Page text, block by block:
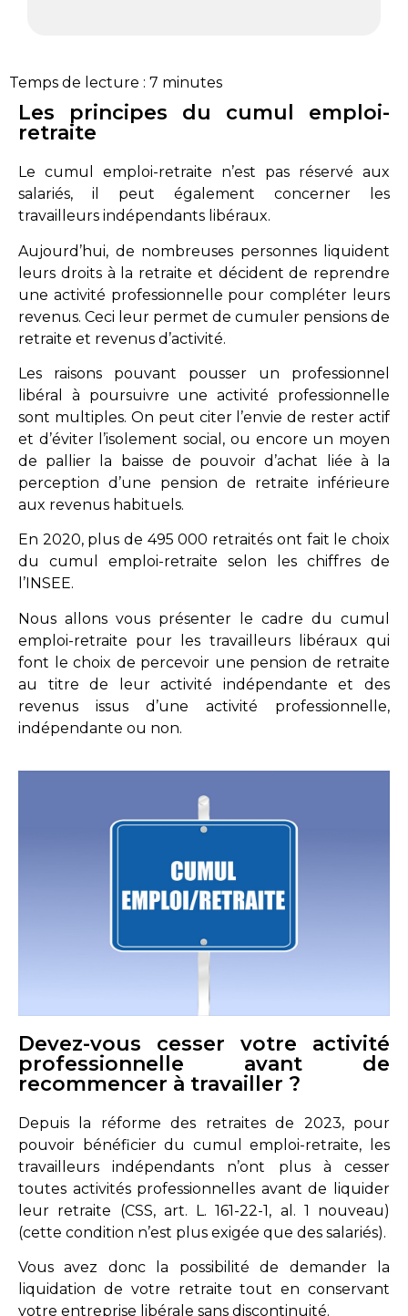
Temps de lecture : 7 minutes
Les principes du cumul emploi-
retraite
Le cumul emploi-retraite n’est pas réservé aux
salariés, il peut également concerner les
travailleurs indépendants libéraux.
Aujourd’hui, de nombreuses personnes liquident
leurs droits à la retraite et décident de reprendre
une activité professionnelle pour compléter leurs
revenus. Ceci leur permet de cumuler pensions de
retraite et revenus d’activité.
Les raisons pouvant pousser un professionnel
libéral à poursuivre une activité professionnelle
sont multiples. On peut citer l’envie de rester actif
et d’éviter l’isolement social, ou encore un moyen
de pallier la baisse de pouvoir d’achat liée à la
perception d’une pension de retraite inférieure
aux revenus habituels.
En 2020, plus de 495 000 retraités ont fait le choix
du cumul emploi-retraite selon les chiffres de
l’INSEE.
Nous allons vous présenter le cadre du cumul
emploi-retraite pour les travailleurs libéraux qui
font le choix de percevoir une pension de retraite
au titre de leur activité indépendante et des
revenus issus d’une activité professionnelle,
indépendante ou non.
Devez-vous cesser votre activité
professionnelle avant de
recommencer à travailler ?
Depuis la réforme des retraites de 2023, pour
pouvoir bénéficier du cumul emploi-retraite, les
travailleurs indépendants n’ont plus à cesser
toutes activités professionnelles avant de liquider
leur retraite (CSS, art. L. 161-22-1, al. 1 nouveau)
(cette condition n’est plus exigée que des salariés).
Vous avez donc la possibilité de demander la
liquidation de votre retraite tout en conservant
votre entreprise libérale sans discontinuité.